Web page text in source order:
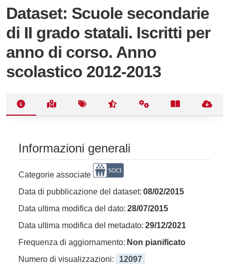
Dataset: Scuole secondarie
di II grado statali. Iscritti per
anno di corso. Anno
scolastico 2012-2013
Informazioni generali
Categorie associate
Data di pubblicazione del dataset: 08/02/2015
Data ultima modifica del dato: 28/07/2015
Data ultima modifica del metadato: 29/12/2021
Frequenza di aggiornamento: Non pianificato
Numero di visualizzazioni:
12097